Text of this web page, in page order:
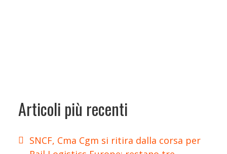
Articoli più recenti
SNCF, Cma Cgm si ritira dalla corsa per